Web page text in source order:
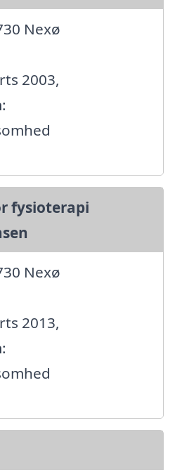
Nexø
2003,
fysioterapi
Nexø
2013,